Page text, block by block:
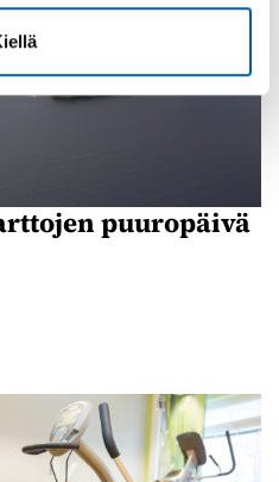
puuropäivä